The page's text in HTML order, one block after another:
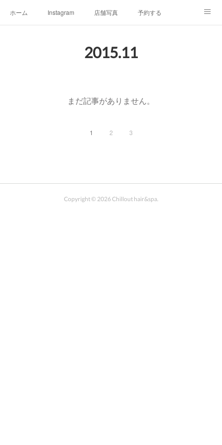
ホーム Instagram 店舗写真 予約する
チルアウトの極上ヘッドスパお客様へご挨拶
2015.11
まだ記事がありません。
1 2 3
Copyright © 2026Chillout hair&spa.